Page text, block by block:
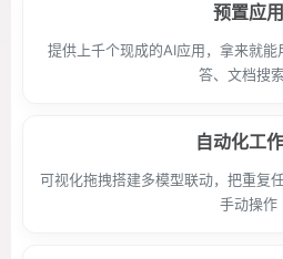
预置应用
提供上千个现成的AI应用，拿来就
答、文档搜
自动化工
可视化拖拽搭建多模型联动，把重复
手动操作